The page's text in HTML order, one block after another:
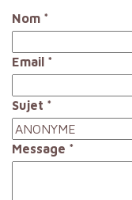
Nom *
Email *
Sujet *
Message *